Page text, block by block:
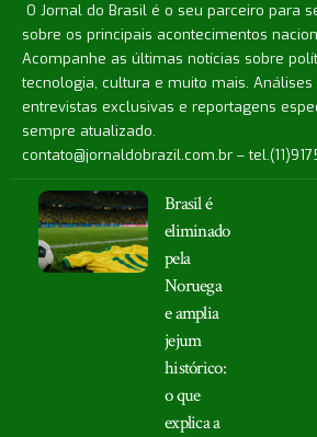
O Jornal do Brasil é o seu parceiro para
sobre os principais acontecimentos
Acompanhe as últimas notícias sobre
tecnologia, cultura e muito mais. Análises
entrevistas exclusivas e reportagens
sempre atualizado.
contato@jornaldobrazil.com.br –
Brasil é
eliminado
pela
Noruega
e amplia
jejum
histórico:
o que
explica a